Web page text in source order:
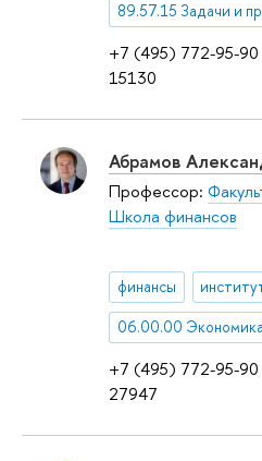
+7 (495) 772-95-90
15130
+7 (495) 772-95-90
27947
Абрамов
Профессор:
Школа финансов
финансы